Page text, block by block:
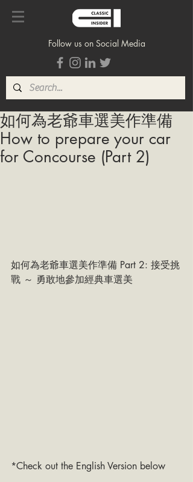
Follow us on Social Media
如何為老爺車選美作準備
How to prepare your car
for Concourse (Part 2)
如何為老爺車選美作準備 Part 2: 接受挑
戰 ～ 勇敢地參加經典車選美
*Check out the English Version below